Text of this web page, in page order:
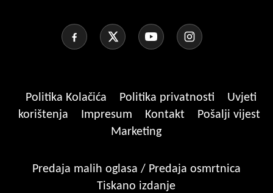
Politika Kolačića Politika privatnosti
Uvjeti
korištenja
Impresum Kontakt
Pošalji vijest
Marketing
Predaja malih oglasa / Predaja osmrtnica
Tiskano izdanje